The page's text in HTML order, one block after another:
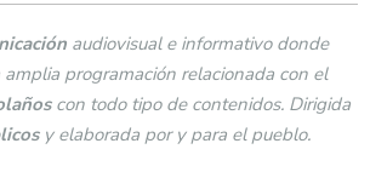
audiovisual e informativo donde
programación relacionada con el
con todo tipo de contenidos. Dirigida
y elaborada por y para el pueblo.